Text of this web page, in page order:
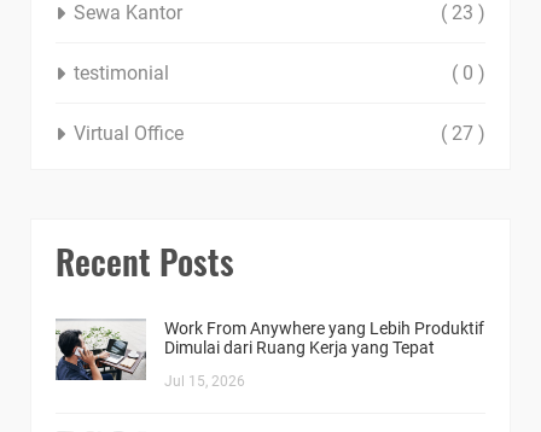
Sewa Kantor ( 23 )
testimonial ( 0 )
Virtual Office ( 27 )
Recent Posts
Work From Anywhere yang Lebih Produktif
Dimulai dari Ruang Kerja yang Tepat
Jul 15, 2026